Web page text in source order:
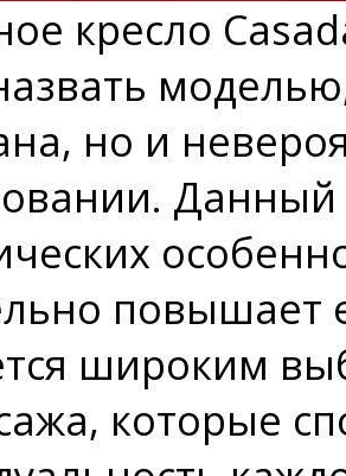
кресло
но и
Данный
повышает
широким
которые